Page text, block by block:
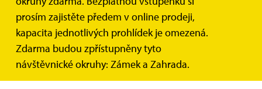
prosím zajistěte předem v online prodeji,
kapacita jednotlivých prohlídek je omezená.
Zdarma budou zpřístupněny tyto
návštěvnické okruhy: Zámek a Zahrada.
Fotogalerie
Zámek Kratochvíle